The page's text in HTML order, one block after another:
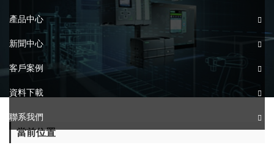
產品中心
新聞中心
客戶案例
資料下載
聯系我們
當前位置